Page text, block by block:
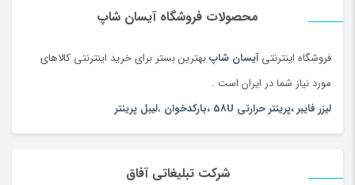
محصولات فروشگاه آیسان شاپ
فروشگاه اینترنتیآیسان شاپبهترین بستر برای خرید اینترنتی کالاهای
مورد نیاز شما در ایران است .
لیزر فایبر،پرینتر حرارتی 58U ،بارکدخوان ،لیبل پرینتر
شرکت تبلیغاتی آفاق
برش داد و یا حکاکی کرد و به دستگاهی گفته می شود که با استفاده از
انواع مختلف دستگاه لیزر با توجه به
کاربرد آنها:
دستگاه لیزر چرم:
برای برش و حکاکی انواع چرم طبیعی و مصنوعی حتی چرم گاوی کاربرد